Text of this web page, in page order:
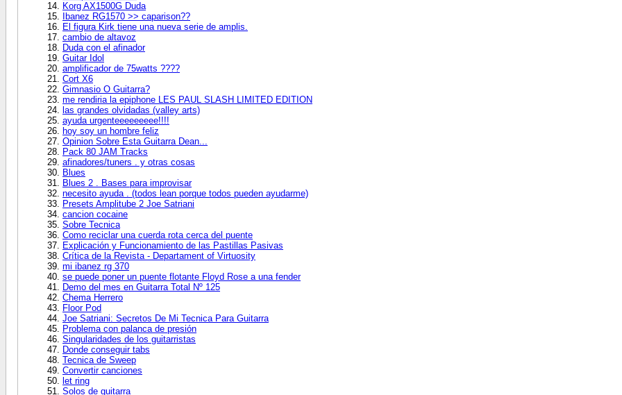
Korg AX1500G Duda
Ibanez RG1570 >> caparison??
El figura Kirk tiene una nueva serie de amplis.
cambio de altavoz
Duda con el afinador
Guitar Idol
amplificador de 75watts ????
Cort X6
Gimnasio O Guitarra?
me rendiria la epiphone LES PAUL SLASH LIMITED EDITION
las grandes olvidadas (valley arts)
ayuda urgenteeeeeeeee!!!!
hoy soy un hombre feliz
Opinion Sobre Esta Guitarra Dean...
Pack 80 JAM Tracks
afinadores/tuners . y otras cosas
Blues
Blues 2 . Bases para improvisar
necesito ayuda . (todos lean porque todos pueden ayudarme)
Presets Amplitube 2 Joe Satriani
cancion cocaine
Sobre Tecnica
Como reciclar una cuerda rota cerca del puente
Explicación y Funcionamiento de las Pastillas Pasivas
Crítica de la Revista - Departament of Virtuosity
mi ibanez rg 370
se puede poner un puente flotante Floyd Rose a una fender
Demo del mes en Guitarra Total Nº 125
Chema Herrero
Floor Pod
Joe Satriani: Secretos De Mi Tecnica Para Guitarra
Problema con palanca de presión
Singularidades de los guitarristas
Donde conseguir tabs
Tecnica de Sweep
Convertir canciones
let ring
Solos de guitarra